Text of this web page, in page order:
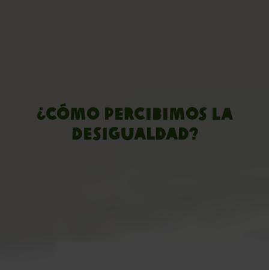
¿Cómo percibimos la
desigualdad?